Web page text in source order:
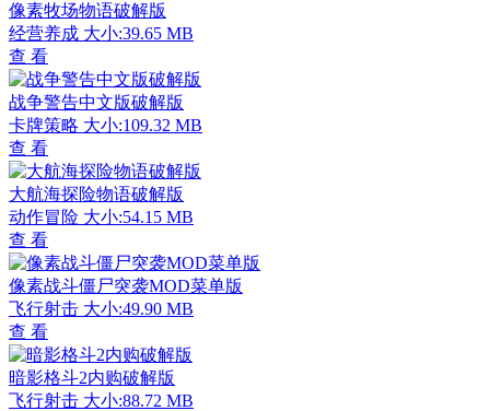
像素牧场物语破解版
经营养成 大小:39.65 MB
查 看
战争警告中文版破解版
卡牌策略 大小:109.32 MB
查 看
大航海探险物语破解版
动作冒险 大小:54.15 MB
查 看
像素战斗僵尸突袭MOD菜单版
飞行射击 大小:49.90 MB
查 看
暗影格斗2内购破解版
飞行射击 大小:88.72 MB